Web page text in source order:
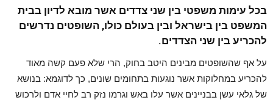
בכל עימות משפטי בין שני צדדים אשר מובא לדיון בבית
המשפט בין בישראל ובין בעולם כולו, השופטים נדרשים
להכריע בין שני הצדדים.
על אף שהשופטים מבינים היטב בחוק, הרי שלא פעם קשה מאוד
להכריע במחלוקות אשר נוגעות בתחומים שונים, כך לדוגמא: בנושא
של גלאי עשן בבניינים אשר עלו באש וגרמו נזק רב לחיי אדם ולרכוש